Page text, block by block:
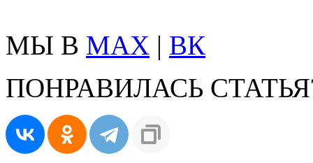
МЫ В MAX | ВК
ПОНРАВИЛАСЬ